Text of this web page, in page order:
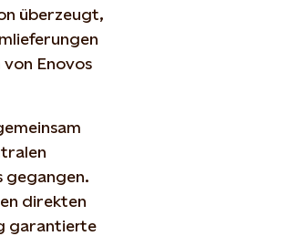
überzeugt,
Enovos
gegangen.
direkten
garantierte